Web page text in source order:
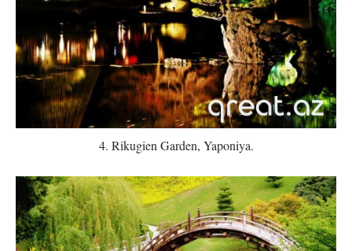
4. Rikugien Garden, Yaponiya.